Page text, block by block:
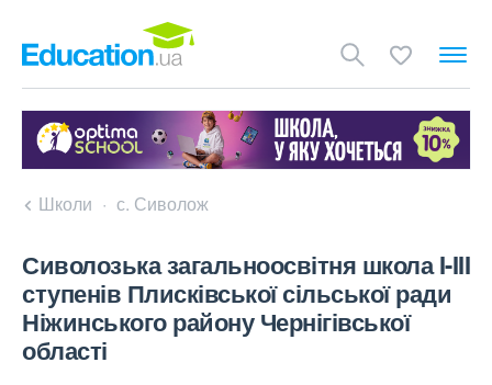
Школи с. Сиволож
Сиволозька загальноосвітня школа I-III
ступенів Плисківської сільської ради
Ніжинського району Чернігівської
області